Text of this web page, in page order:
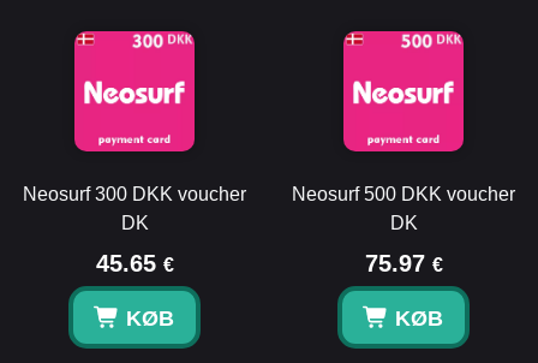
Neosurf 300 DKK voucher
DK
45.65 €
KØB
Neosurf 500 DKK voucher
DK
75.97 €
KØB